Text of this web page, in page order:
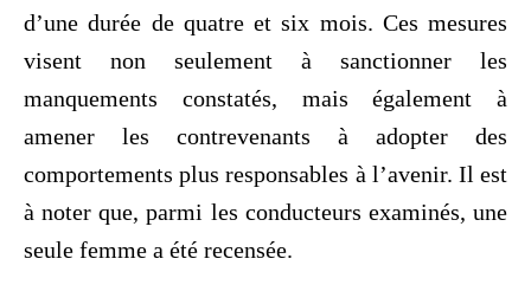
d’une durée de quatre et six mois. Ces mesures
visent non seulement à sanctionner les
manquements constatés, mais également à
amener les contrevenants à adopter des
comportements plus responsables à l’avenir. Il est
à noter que, parmi les conducteurs examinés, une
seule femme a été recensée.